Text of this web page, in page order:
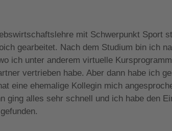
mit Schwerpunkt Sport
gearbeitet. Nach dem Studium bin ich
ich unter anderem virtuelle
vertrieben habe. Aber dann habe ich
eine ehemalige Kollegin mich
ging alles sehr schnell und ich habe den